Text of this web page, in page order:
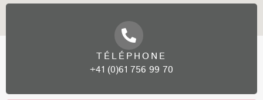
TÉLÉPHONE
+41 (0)61 756 99 70